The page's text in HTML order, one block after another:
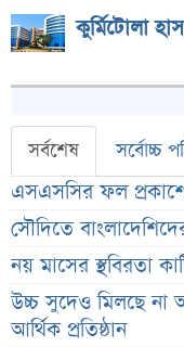
কুর্মিটোলা
সর্বশেষ সর্বোচ্চ
এসএসসির ফল
সৌদিতে
নয় মাসের স্থবিরতা
উচ্চ সুদেও মিলছে না
আর্থিক প্রতিষ্ঠান